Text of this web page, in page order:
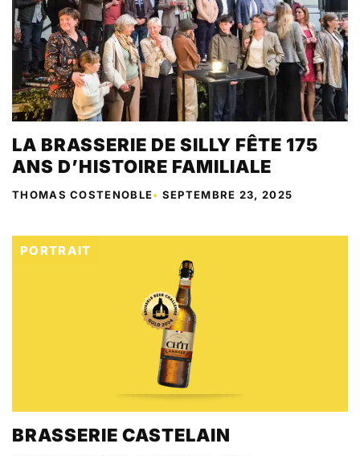
LA BRASSERIE DE SILLY FÊTE 175
ANS D’HISTOIRE FAMILIALE
THOMAS COSTENOBLE• SEPTEMBRE 23, 2025
PORTRAIT
BRASSERIE CASTELAIN